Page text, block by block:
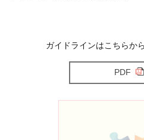
ガイドラインはこちらか
PDF